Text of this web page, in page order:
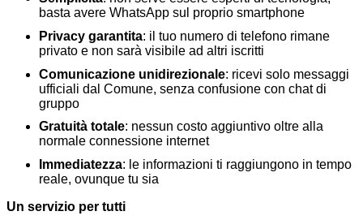
basta avere WhatsApp sul proprio smartphone
Privacy garantita: il tuo numero di telefono rimane
privato e non sarà visibile ad altri iscritti
Comunicazione unidirezionale: ricevi solo messaggi
ufficiali dal Comune, senza confusione con chat di
gruppo
Gratuità totale: nessun costo aggiuntivo oltre alla
normale connessione internet
Immediatezza: le informazioni ti raggiungono in tempo
reale, ovunque tu sia
Un servizio per tutti